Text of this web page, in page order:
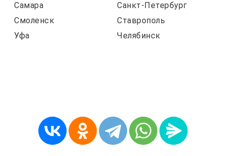
Самара
Санкт-Петербург
Смоленск
Ставрополь
Уфа
Челябинск